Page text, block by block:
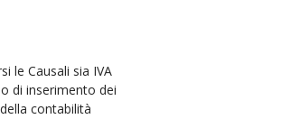
le Causali sia IVA
di inserimento dei
contabilità